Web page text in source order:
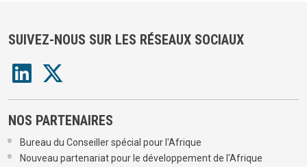
SUIVEZ-NOUS SUR LES RÉSEAUX SOCIAUX
NOS PARTENAIRES
Bureau du Conseiller spécial pour l'Afrique
Nouveau partenariat pour le développement de l'Afrique